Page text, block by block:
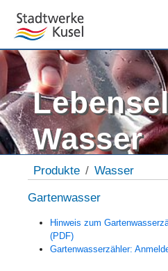
Wasser
Produkte Wasser
Gartenwasser
Hinweis zum
(PDF)
Gartenwasserzähler: